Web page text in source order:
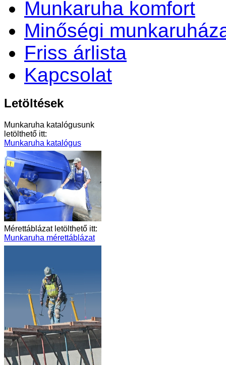
Munkaruha komfort
Minőségi
Friss árlista
Kapcsolat
Letöltések
Munkaruha katalógusunk
letölthető itt:
Munkaruha katalógus
Mérettáblázat letölthető itt:
Munkaruha mérettáblázat